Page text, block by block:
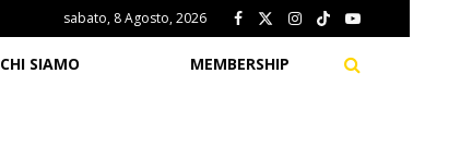
sabato, 8 Agosto, 2026
CHI SIAMO MEMBERSHIP